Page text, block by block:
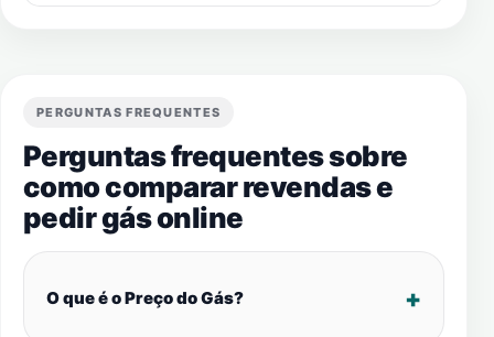
PERGUNTAS FREQUENTES
Perguntas frequentes sobre
como comparar revendas e
pedir gás online
O que é o Preço do Gás?